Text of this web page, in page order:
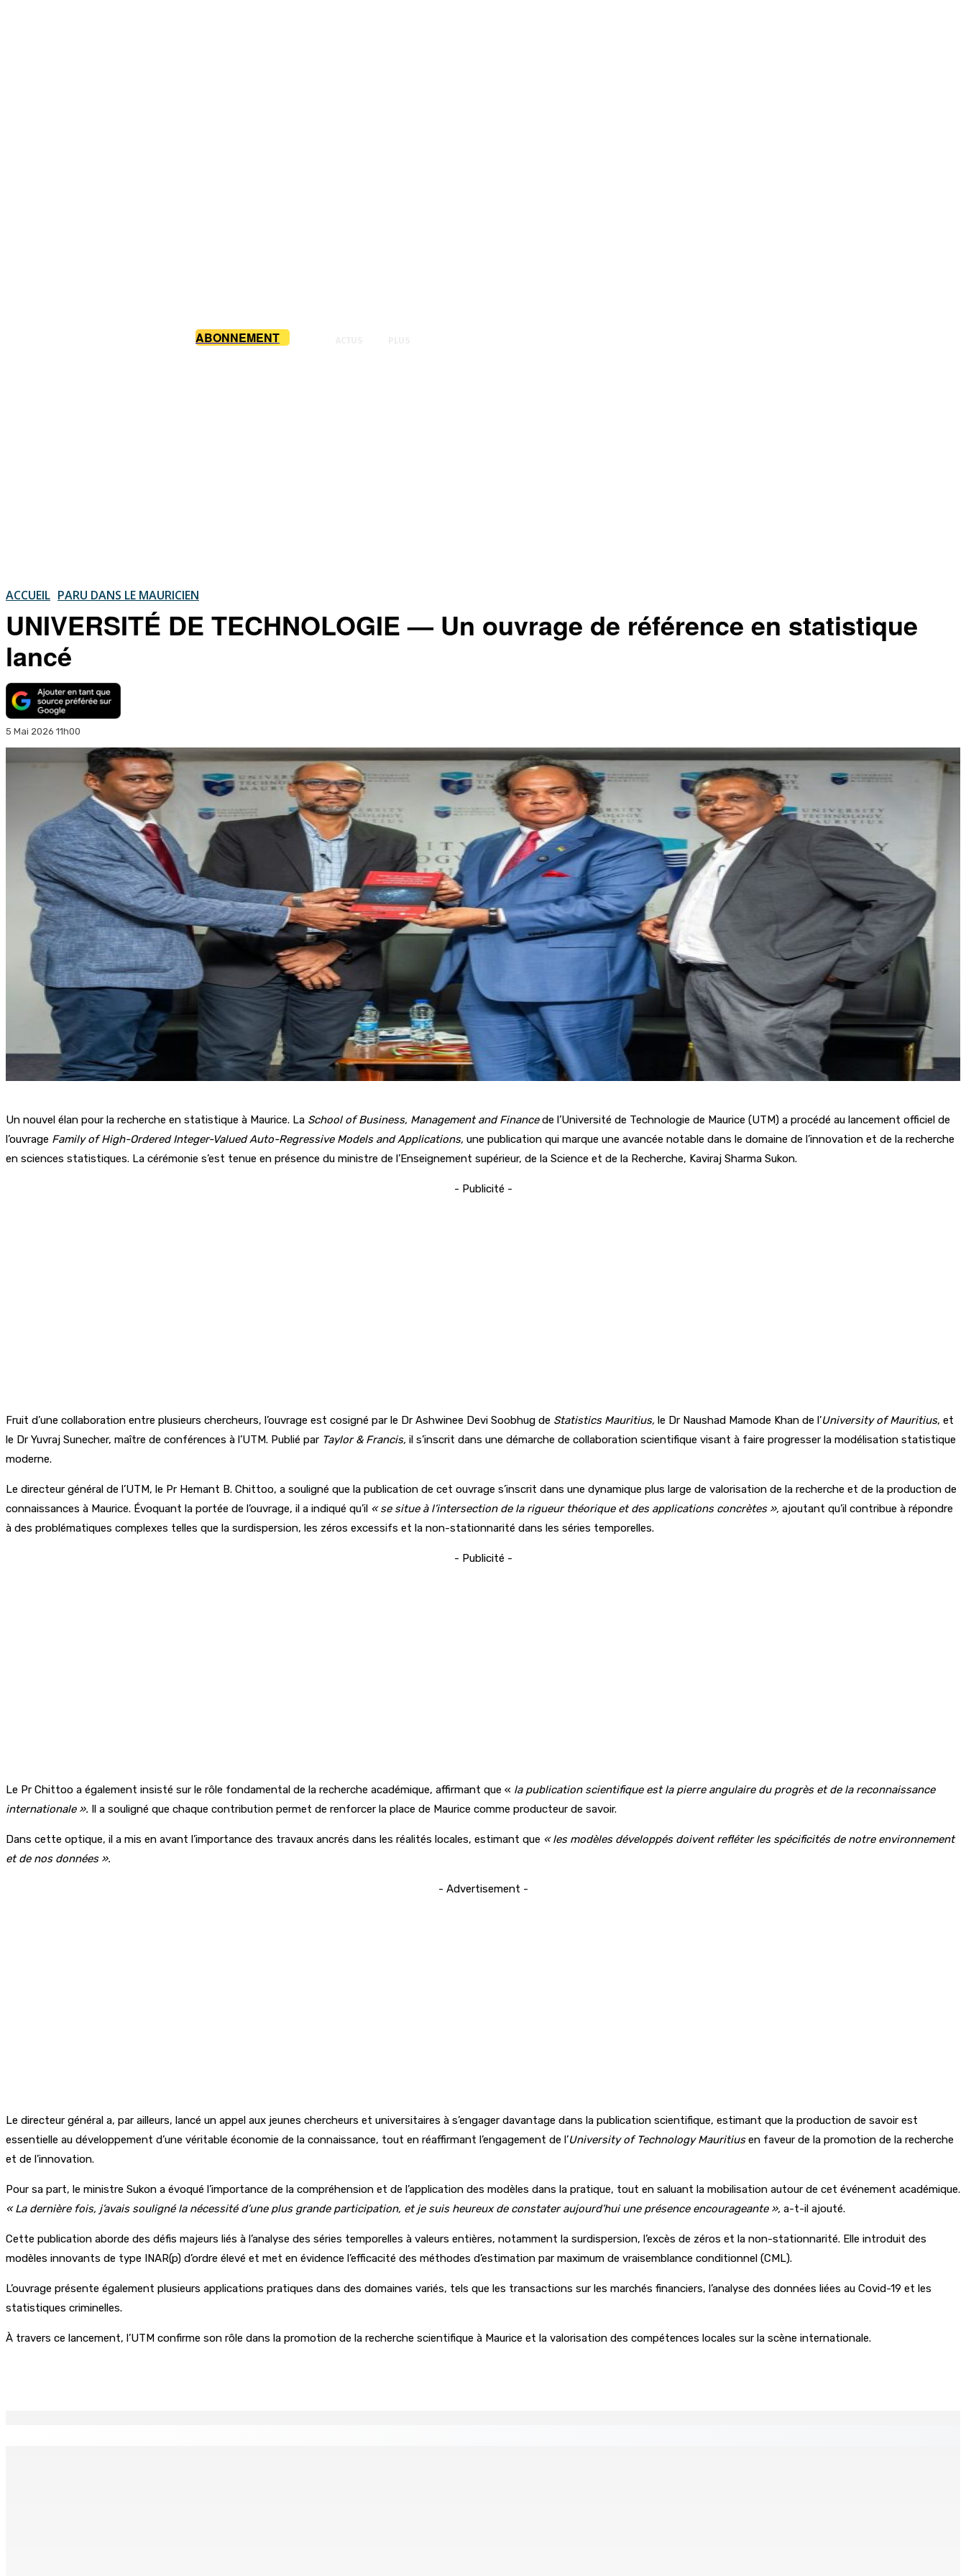
ABONNEMENT
ACCUEIL PARU DANS LE MAURICIEN
UNIVERSITÉ DE TECHNOLOGIE — Un ouvrage de référence en statistique
lancé
5 Mai 2026 11h00
Un nouvel élan pour la recherche en statistique à Maurice. La School of Business, Management and Financede l’Université de Technologie de Maurice (UTM) a procédé au lancement officiel de
l’ouvrage Family of High-Ordered Integer-Valued Auto-Regressive Models and Applications, une publication qui marque une avancée notable dans le domaine de l’innovation et de la recherche
en sciences statistiques. La cérémonie s’est tenue en présence du ministre de l’Enseignement supérieur, de la Science et de la Recherche, Kaviraj Sharma Sukon.
- Publicité -
Fruit d’une collaboration entre plusieurs chercheurs, l’ouvrage est cosigné par le Dr Ashwinee Devi Soobhug de Statistics Mauritius, le Dr Naushad Mamode Khan de l’University of Mauritius, et
le Dr Yuvraj Sunecher, maître de conférences à l’UTM. Publié par Taylor & Francis, il s’inscrit dans une démarche de collaboration scientifique visant à faire progresser la modélisation statistique
moderne.
Le directeur général de l’UTM, le Pr Hemant B. Chittoo, a souligné que la publication de cet ouvrage s’inscrit dans une dynamique plus large de valorisation de la recherche et de la production de
connaissances à Maurice. Évoquant la portée de l’ouvrage, il a indiqué qu’il « se situe à l’intersection de la rigueur théorique et des applications concrètes », ajoutant qu’il contribue à répondre
à des problématiques complexes telles que la surdispersion, les zéros excessifs et la non-stationnarité dans les séries temporelles.
- Publicité -
Le Pr Chittoo a également insisté sur le rôle fondamental de la recherche académique, affirmant que « la publication scientifique est la pierre angulaire du progrès et de la reconnaissance
internationale ». Il a souligné que chaque contribution permet de renforcer la place de Maurice comme producteur de savoir.
Dans cette optique, il a mis en avant l’importance des travaux ancrés dans les réalités locales, estimant que « les modèles développés doivent refléter les spécificités de notre environnement
et de nos données ».
- Advertisement -
Le directeur général a, par ailleurs, lancé un appel aux jeunes chercheurs et universitaires à s’engager davantage dans la publication scientifique, estimant que la production de savoir est
essentielle au développement d’une véritable économie de la connaissance, tout en réaffirmant l’engagement de l’University of Technology Mauritiusen faveur de la promotion de la recherche
et de l’innovation.
Pour sa part, le ministre Sukon a évoqué l’importance de la compréhension et de l’application des modèles dans la pratique, tout en saluant la mobilisation autour de cet événement académique.
« La dernière fois, j’avais souligné la nécessité d’une plus grande participation, et je suis heureux de constater aujourd’hui une présence encourageante », a-t-il ajouté.
Cette publication aborde des défis majeurs liés à l’analyse des séries temporelles à valeurs entières, notamment la surdispersion, l’excès de zéros et la non-stationnarité. Elle introduit des
modèles innovants de type INAR(p) d’ordre élevé et met en évidence l’efficacité des méthodes d’estimation par maximum de vraisemblance conditionnel (CML).
L’ouvrage présente également plusieurs applications pratiques dans des domaines variés, tels que les transactions sur les marchés financiers, l’analyse des données liées au Covid-19 et les
statistiques criminelles.
À travers ce lancement, l’UTM confirme son rôle dans la promotion de la recherche scientifique à Maurice et la valorisation des compétences locales sur la scène internationale.